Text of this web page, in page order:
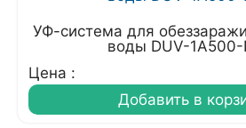
УФ-система для
воды DUV-1A500-
Цена :
Добавить в